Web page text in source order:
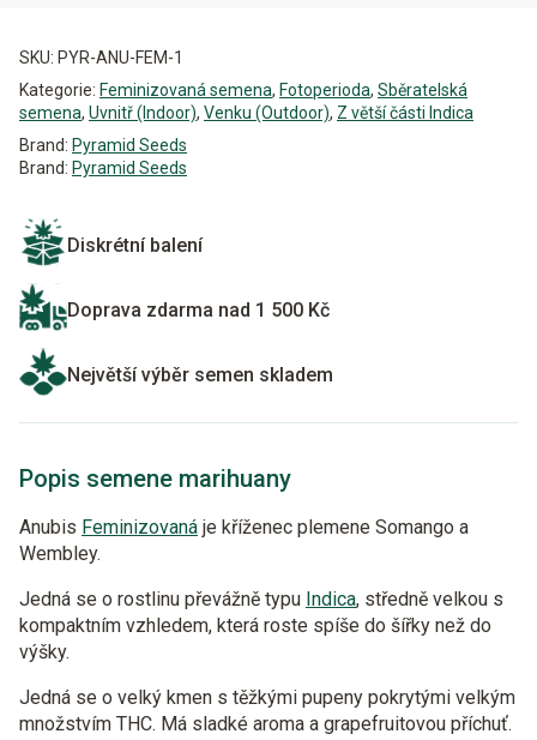
SKU: PYR-ANU-FEM-1
Kategorie: Feminizovaná semena, Fotoperioda, Sběratelská
semena, Uvnitř (Indoor), Venku (Outdoor), Z větší části Indica
Brand: Pyramid Seeds
Brand: Pyramid Seeds
Diskrétní balení
Doprava zdarma nad 1 500 Kč
Největší výběr semen skladem
Popis semene marihuany
Anubis Feminizovaná je kříženec plemene Somango a
Wembley.
Jedná se o rostlinu převážně typu Indica, středně velkou s
kompaktním vzhledem, která roste spíše do šířky než do
výšky.
Jedná se o velký kmen s těžkými pupeny pokrytými velkým
množstvím THC. Má sladké aroma a grapefruitovou příchuť.